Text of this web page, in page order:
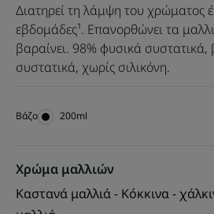
Διατηρεί τη λάμψη του χρώματος
εβδομάδες¹. Επανορθώνει τα
βαραίνει. 98% φυσικά συστατικά,
συστατικά, χωρίς σιλικόνη.
Bάζο Bάζο
200ml
Χρώμα μαλλιών
Καστανά μαλλιά - Κόκκινα -